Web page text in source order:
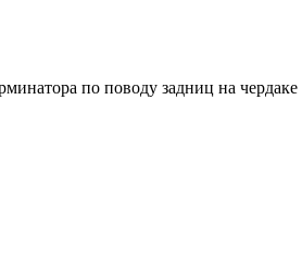
по поводу задниц на